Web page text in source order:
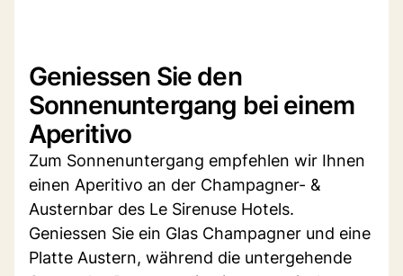
Geniessen Sie den
Sonnenuntergang bei einem
Aperitivo
Zum Sonnenuntergang empfehlen wir Ihnen
einen Aperitivo an der Champagner- &
Austernbar des Le Sirenuse Hotels.
Geniessen Sie ein Glas Champagner und eine
Platte Austern, während die untergehende